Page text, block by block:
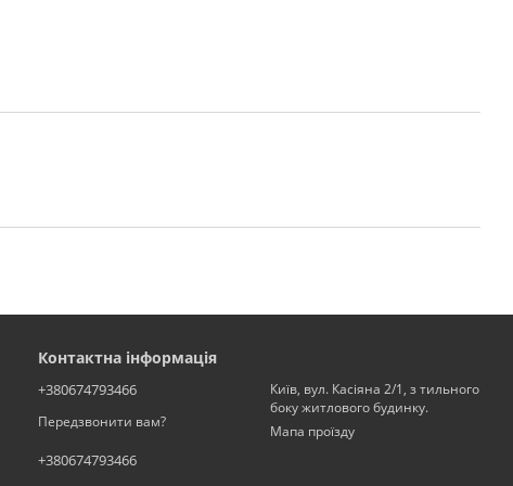
Контактна інформація
+380674793466
Передзвонити вам?
+380674793466
Київ, вул. Касіяна 2/1, з тильного
боку житлового будинку.
Мапа проїзду